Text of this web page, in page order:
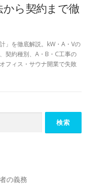
ら契約まで徹
」を徹底解説。kW・A・Vの
契約種別、A・B・C工事の
フィス・サウナ開業で失敗
の義務